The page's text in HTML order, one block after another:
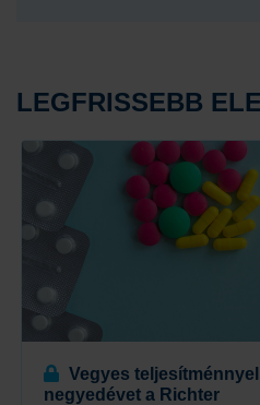
LEGFRISSEBB
Vegyes
negyedévet a Richter